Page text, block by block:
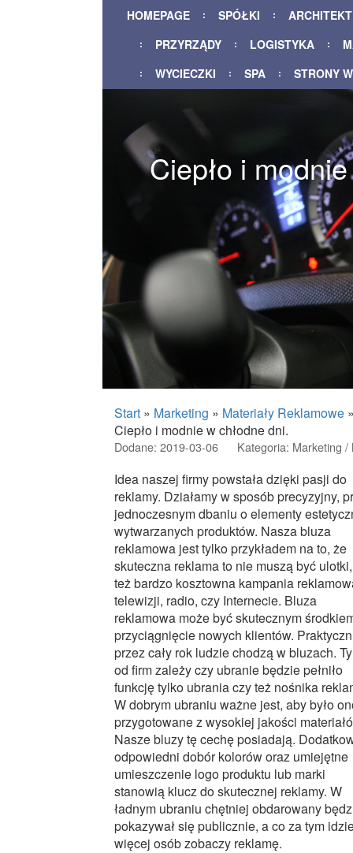
HOMEPAGE SPÓŁKI
PRZYRZĄDY
LOGISTYKA
WYCIECZKI
SPA STRONY
Ciepło i
Start » Marketing » Materiały Reklamowe
Ciepło i modnie w chłodne dni.
Dodane: 2019-03-06 Kategoria: Marketing /
Idea naszej firmy powstała dzięki pasji do
reklamy. Działamy w sposób precyzyjny,
jednoczesnym dbaniu o elementy
wytwarzanych produktów. Nasza bluza
reklamowa jest tylko przykładem na to, że
skuteczna reklama to nie muszą być
też bardzo kosztowna kampania
telewizji, radio, czy Internecie. Bluza
reklamowa może być skutecznym
przyciągnięcie nowych klientów.
przez cały rok ludzie chodzą w bluzach.
od firm zależy czy ubranie będzie pełniło
funkcję tylko ubrania czy też nośnika
W dobrym ubraniu ważne jest, aby było
przygotowane z wysokiej jakości
Nasze bluzy tę cechę posiadają.
odpowiedni dobór kolorów oraz umiejętne
umieszczenie logo produktu lub marki
stanowią klucz do skutecznej reklamy. W
ładnym ubraniu chętniej obdarowany
pokazywał się publicznie, a co za tym
więcej osób zobaczy reklamę.